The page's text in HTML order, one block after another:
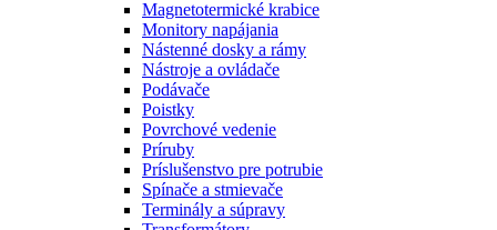
Magnetotermické krabice
Monitory napájania
Nástenné dosky a rámy
Nástroje a ovládače
Podávače
Poistky
Povrchové vedenie
Príruby
Príslušenstvo pre potrubie
Spínače a stmievače
Terminály a súpravy